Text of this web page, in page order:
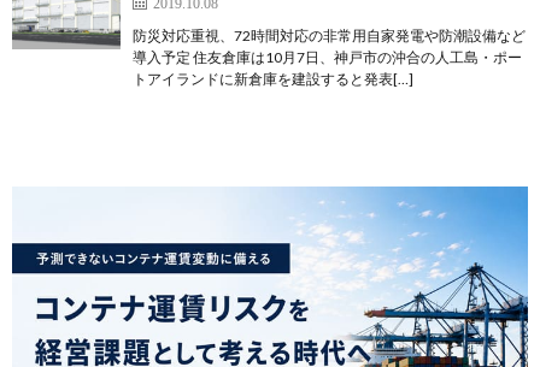
防災対応重視、72時間対応の非常用自家発電や防潮設備など
導入予定 住友倉庫は10月7日、神戸市の沖合の人工島・ポー
トアイランドに新倉庫を建設すると発表[…]